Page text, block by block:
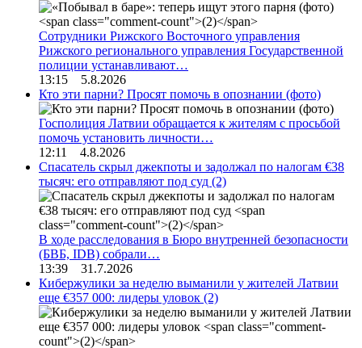
Сотрудники Рижского Восточного управления
Рижского регионального управления Государственной
полиции устанавливают…
13:15 5.8.2026
Кто эти парни? Просят помочь в опознании (фото)
Госполиция Латвии обращается к жителям с просьбой
помочь установить личности…
12:11 4.8.2026
Спасатель скрыл джекпоты и задолжал по налогам €38
тысяч: его отправляют под суд (2)
В ходе расследования в Бюро внутренней безопасности
(БВБ, IDB) собрали…
13:39 31.7.2026
Кибержулики за неделю выманили у жителей Латвии
еще €357 000: лидеры уловок (2)